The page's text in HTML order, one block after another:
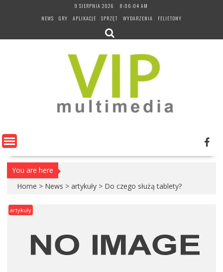
9 SIERPNIA 2026
8:06:04 AM
NEWS
GRY APLIKACJE SPRZĘT WYDARZENIA FELIETONY
You are here
Home > News > artykuły > Do czego służą tablety?
artykuły